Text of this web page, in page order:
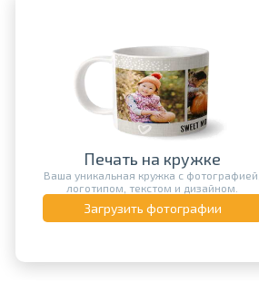
Печать на кружке
Ваша уникальная кружка с фотографией,
логотипом, текстом и дизайном.
Загрузить фотографии